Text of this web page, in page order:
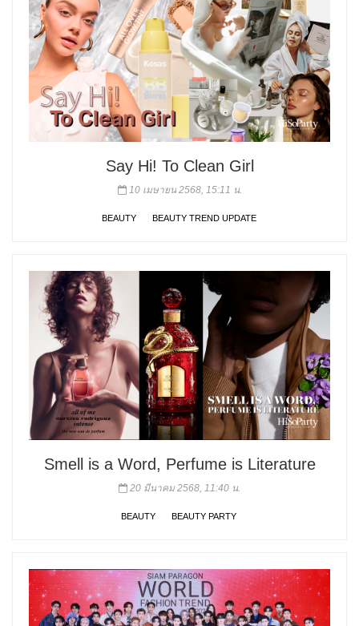
Say Hi! To Clean Girl
10 เมษายน 2568, 15:11 น.
BEAUTY BEAUTY TREND UPDATE
Smell is a Word, Perfume is Literature
20 มีนาคม 2568, 11:40 น.
BEAUTY BEAUTY PARTY